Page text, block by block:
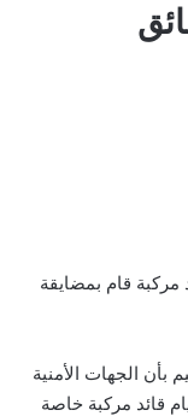
قام بمضايقة
الجهات الأمنية
عن قيام قائد مركبة خاصة